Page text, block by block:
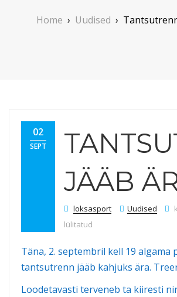
Home › Uudised ›
02
SEPT
JÄÄB
loksasport Uudised
lülitatud
Täna, 2. septembril kell 19 algama
tantsutrenn jääb kahjuks ära.
Loodetavasti terveneb ta kiiresti